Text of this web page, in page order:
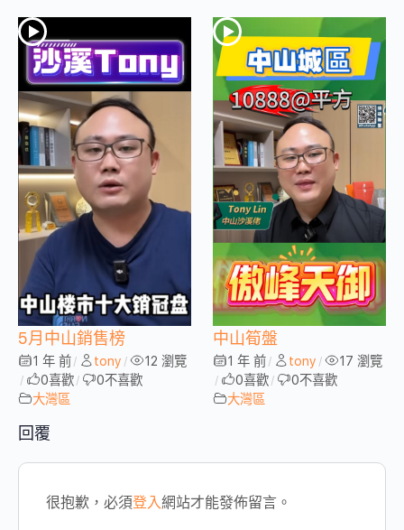
5月中山銷售榜
1 年 前 / tony / 12 瀏覽
/ 0喜歡 / 0不喜歡
大灣區
中山筍盤
1 年 前 / tony / 17 瀏覽
/ 0喜歡 / 0不喜歡
大灣區
回覆
很抱歉，必須登入網站才能發佈留言。